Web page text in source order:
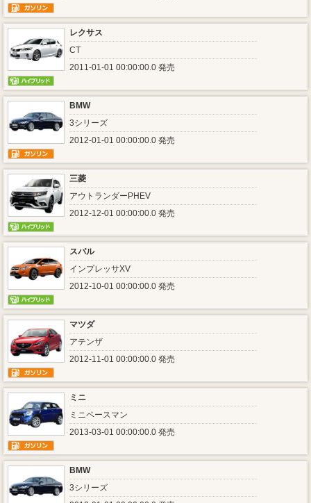
レクサス
CT
2011-01-01 00:00:00.0 発売
BMW
3シリーズ
2012-01-01 00:00:00.0 発売
三菱
アウトランダーPHEV
2012-12-01 00:00:00.0 発売
スバル
インプレッサXV
2012-10-01 00:00:00.0 発売
マツダ
アテンザ
2012-11-01 00:00:00.0 発売
ミニ
ミニペースマン
2013-03-01 00:00:00.0 発売
BMW
3シリーズ